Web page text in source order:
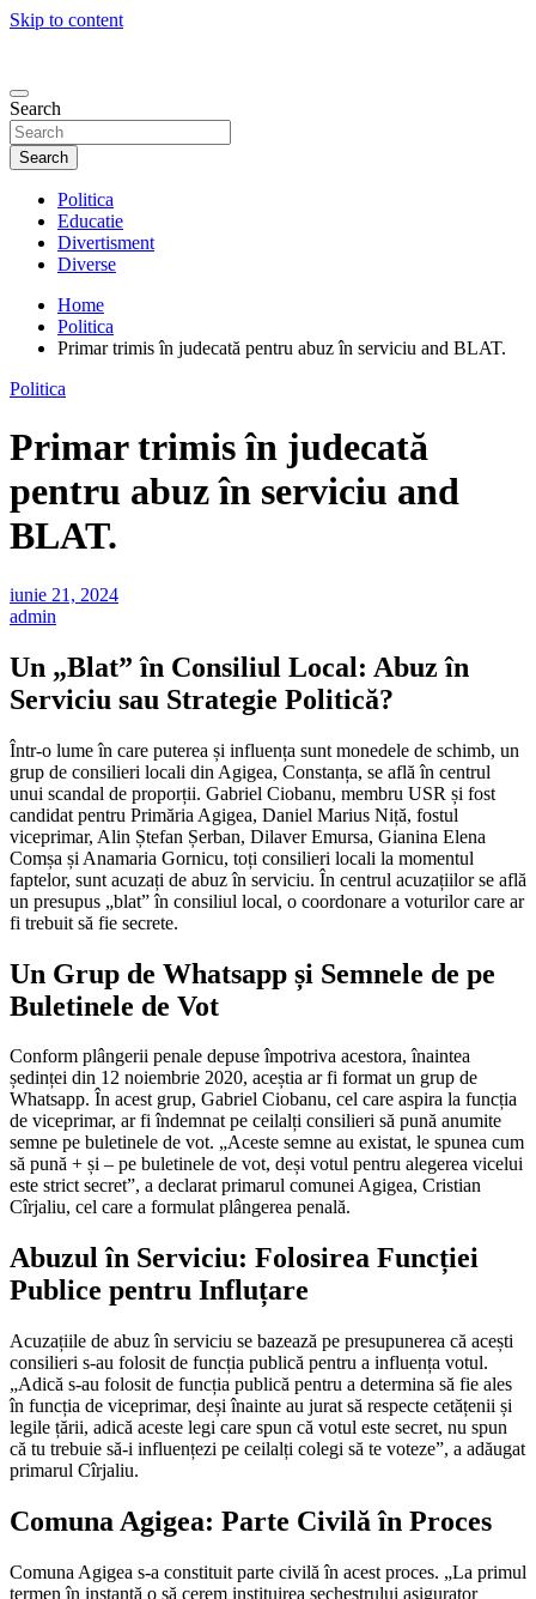
Skip to content
Search
Search
Politica
Educatie
Divertisment
Diverse
Home
Politica
Primar trimis în judecată pentru abuz în serviciu and BLAT.
Politica
Primar trimis în judecată
pentru abuz în serviciu and
BLAT.
iunie 21, 2024
admin
Un „Blat” în Consiliul Local: Abuz în
Serviciu sau Strategie Politică?
Într-o lume în care puterea și influența sunt monedele de schimb, un
grup de consilieri locali din Agigea, Constanța, se află în centrul
unui scandal de proporții. Gabriel Ciobanu, membru USR și fost
candidat pentru Primăria Agigea, Daniel Marius Niță, fostul
viceprimar, Alin Ștefan Șerban, Dilaver Emursa, Gianina Elena
Comșa și Anamaria Gornicu, toți consilieri locali la momentul
faptelor, sunt acuzați de abuz în serviciu. În centrul acuzațiilor se află
un presupus „blat” în consiliul local, o coordonare a voturilor care ar
fi trebuit să fie secrete.
Un Grup de Whatsapp și Semnele de pe
Buletinele de Vot
Conform plângerii penale depuse împotriva acestora, înaintea
ședinței din 12 noiembrie 2020, aceștia ar fi format un grup de
Whatsapp. În acest grup, Gabriel Ciobanu, cel care aspira la funcția
de viceprimar, ar fi îndemnat pe ceilalți consilieri să pună anumite
semne pe buletinele de vot. „Aceste semne au existat, le spunea cum
să pună + și – pe buletinele de vot, deși votul pentru alegerea vicelui
este strict secret”, a declarat primarul comunei Agigea, Cristian
Cîrjaliu, cel care a formulat plângerea penală.
Abuzul în Serviciu: Folosirea Funcției
Publice pentru Influțare
Acuzațiile de abuz în serviciu se bazează pe presupunerea că acești
consilieri s-au folosit de funcția publică pentru a influența votul.
„Adică s-au folosit de funcția publică pentru a determina să fie ales
în funcția de viceprimar, deși înainte au jurat să respecte cetățenii și
legile țării, adică aceste legi care spun că votul este secret, nu spun
că tu trebuie să-i influențezi pe ceilalți colegi să te voteze”, a adăugat
primarul Cîrjaliu.
Comuna Agigea: Parte Civilă în Proces
Comuna Agigea s-a constituit parte civilă în acest proces. „La primul
termen în instanță o să cerem instituirea sechestrului asigurator